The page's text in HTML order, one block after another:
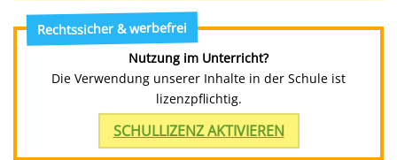
Rechtssicher & werbefrei
Nutzung im Unterricht?
Die Verwendung unserer Inhalte in der Schule ist
lizenzpflichtig.
SCHULLIZENZ AKTIVIEREN